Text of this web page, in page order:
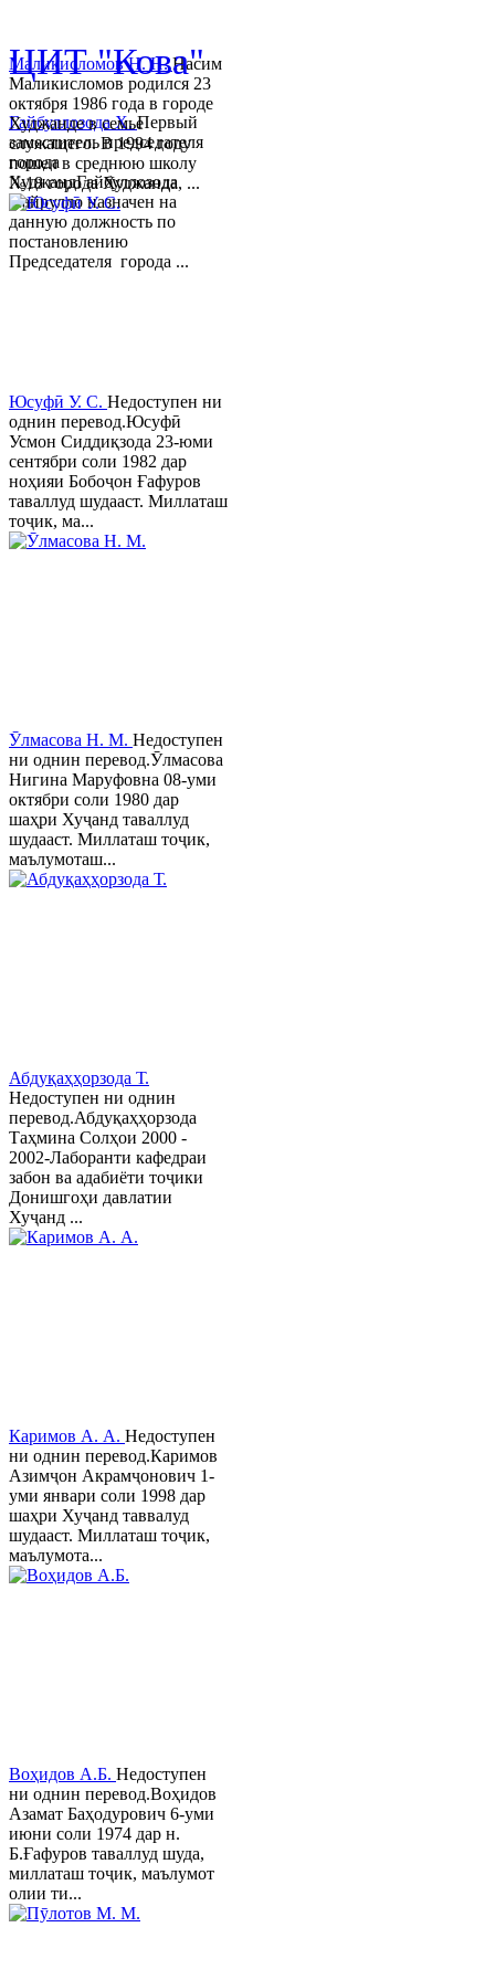
Гайбуллозода Х.Первый
заместитель председателя
города
ХуджандГайбуллозода
Хайрулло назначен на
данную должность по
постановлению
Председателя города ...
Маликисломов Н. Н.Насим
Маликисломов родился 23
октября 1986 года в городе
Худжанде в семье
служащего. В 1994 году
пошел в среднюю школу
№18 города Худжанда, ...
Юсуфӣ У. C. Недоступен ни
однин перевод.Юсуфӣ
Усмон Сиддиқзода 23-юми
сентябри соли 1982 дар
ноҳияи Бобоҷон Ғафуров
таваллуд шудааст. Миллаташ
тоҷик, ма...
Ӯлмасова Н. М. Недоступен
ни однин перевод.Ӯлмасова
Нигина Маруфовна 08-уми
октябри соли 1980 дар
шаҳри Хуҷанд таваллуд
шудааст. Миллаташ тоҷик,
маълумоташ...
Абдуқаҳҳорзода Т.
Недоступен ни однин
перевод.Абдуқаҳҳорзода
Таҳмина Солҳои 2000 -
2002-Лаборанти кафедраи
забон ва адабиёти тоҷики
Донишгоҳи давлатии
Хуҷанд ...
Каримов А. А. Недоступен
ни однин перевод.Каримов
Азимҷон Акрамҷонович 1-
уми январи соли 1998 дар
шаҳри Хуҷанд таввалуд
шудааст. Миллаташ тоҷик,
маълумота...
Воҳидов А.Б. Недоступен
ни однин перевод.Воҳидов
Азамат Баҳодурович 6-уми
июни соли 1974 дар н.
Б.Ғафуров таваллуд шуда,
миллаташ тоҷик, маълумот
олии ти...
ЦИТ "Кова"